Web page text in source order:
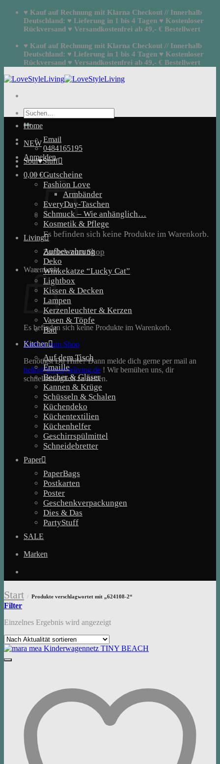
Zum
springen
♥ Kauf auf Rechnung mit Klarna Checkout // Innerhalb
Deutschland: ♥ Lieferung in 1 bis 4 Tagen ♥ Kostenloser
Rückversand ♥ Versandkostenfrei ab 49,- € Bestellwert
♥ Kauf auf Rechnung mit Klarna Checkout // Innerhalb
Deutschland: ♥ Lieferung in 1 bis 4 Tagen ♥ Kostenloser
Rückversand ♥ Versandkostenfrei ab 49,- € Bestellwert
Suchen
nach:
Email
0484165195
Anmelden
0,00€
Es befinden sich keine Produkte im Warenkorb.
Zurück zum Shop
Warenkorb
Es befinden sich keine Produkte im Warenkorb.
Zurück zum Shop
Benötigst Du Hilfe? Dann melde dich gerne per mail an
hello@lovestyleliving.de ! Wir bemühen uns, dir
schnellstmöglich zu helfen.
Home
NEW
Soul♥Stuff
Gutscheine
Fashion Love
Armbänder
EveryDay-Taschen
Schmuck – Wie anhänglich…
Kosmetik & Pflege
Living
Aufbewahrung
Deko
Winkekatze “Lucky Cat”
Lightbox
Kissen & Decken
Lampen
Kerzenleuchter & Kerzen
Vasen & Töpfe
Bad
Kitchen
Auf dem Tisch
Emaille
Becher & Gläser
Kannen & Krüge
Schüsseln & Schalen
Küchendeko
Küchentextilien
Küchenhelfer
Geschirrspülmittel
Schneidebretter
Paper
PaperBags
Postkarten
Poster
Geschenkverpackungen
Dies & Das
PartyStuff
SALE
Marken
Start / Produkte verschlagwortet mit „624108-2“
Filter
Einzelnes Ergebnis wird angezeigt